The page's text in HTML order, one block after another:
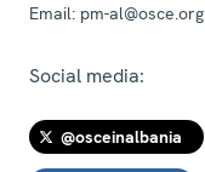
Email: pm-al@osce.org
Social media:
@osceinalbania